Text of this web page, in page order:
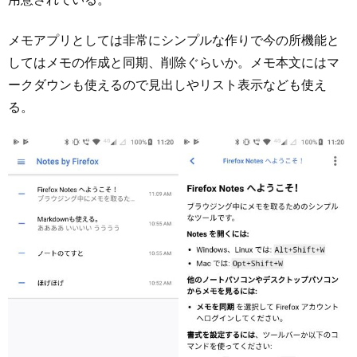
メモアプリとしては非常にシンプルな作りで今の所機能と
してはメモの作成と同期、削除ぐらいか。メモ本文にはマ
ークダウンも使えるので見出しやリスト表示なども使え
る。